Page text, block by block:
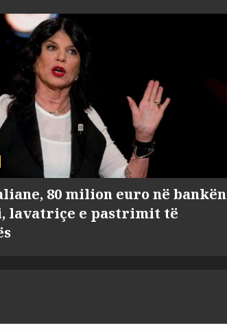
80 milion euro në bankën
lavatriçe e pastrimit të